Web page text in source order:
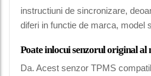
instructiuni de sincronizare,
diferi in functie de marca, model
Poate inlocui senzorul original al
Da. Acest senzor TPMS